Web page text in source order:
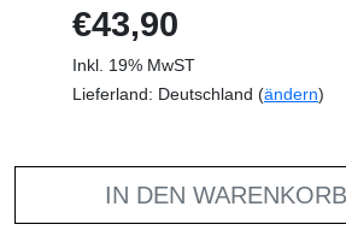
€43,90
Inkl. 19% MwST
Lieferland: Deutschland (ändern)
IN DEN